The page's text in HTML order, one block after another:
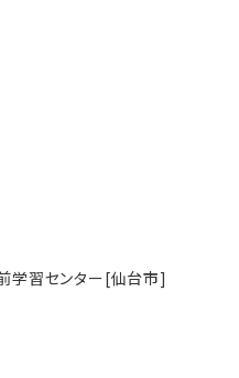
学習センター[仙台市]